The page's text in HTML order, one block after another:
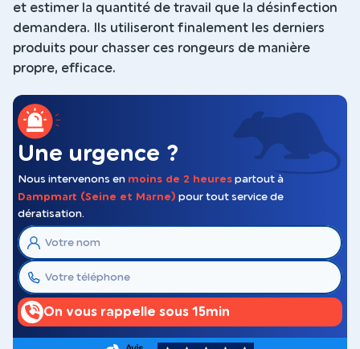
et estimer la quantité de travail que la désinfection
demandera. Ils utiliseront finalement les derniers
produits pour chasser ces rongeurs de manière
propre, efficace.
Une urgence ?
Nous intervenons en moins de 2 heures partout à
Dampmart (Seine et Marne) pour tout service de
dératisation.
On vous rappelle sous 15min